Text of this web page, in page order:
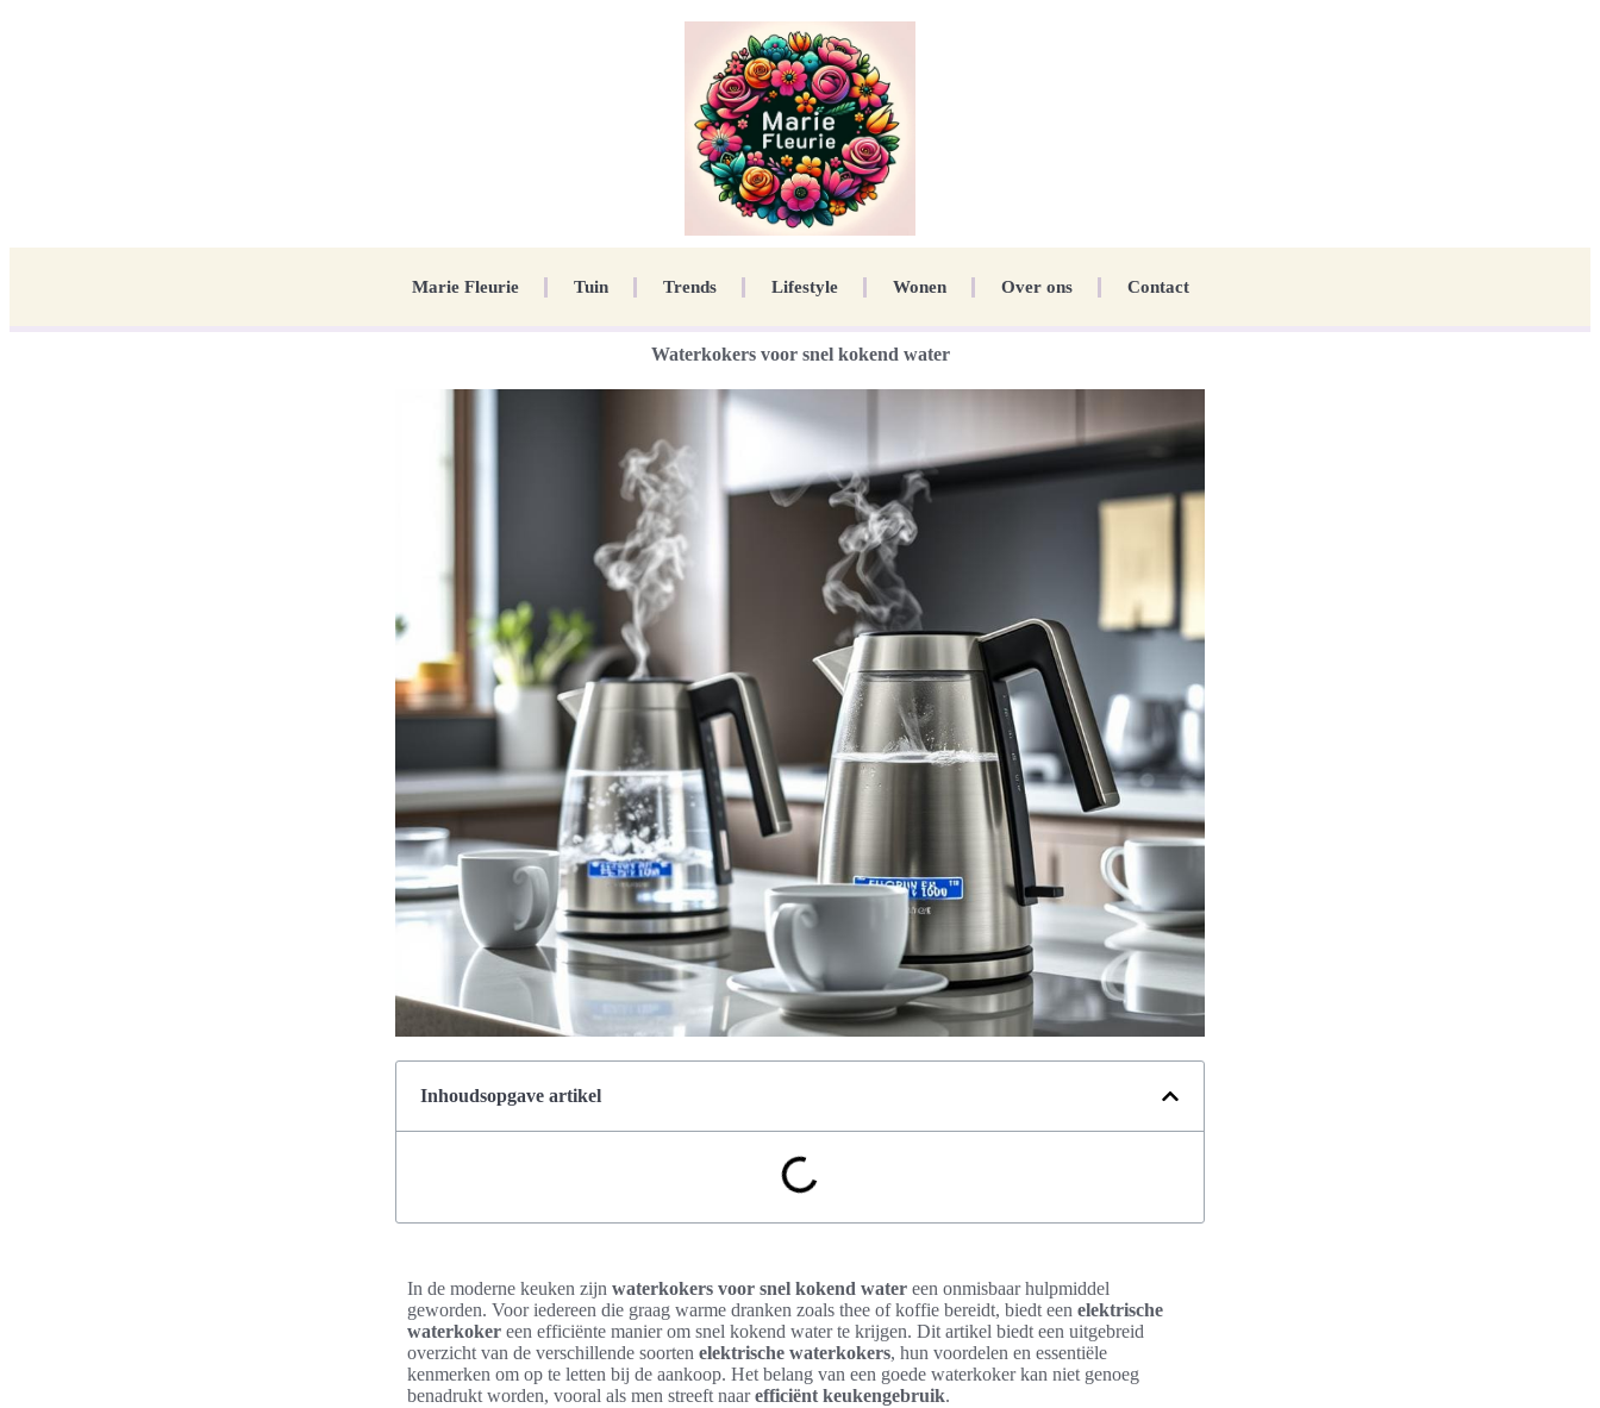
Marie Fleurie Tuin Trends Lifestyle Wonen Over ons Contact
Waterkokers voor snel kokend water
Inhoudsopgave artikel
In de moderne keuken zijn waterkokers voor snel kokend water een onmisbaar hulpmiddel
geworden. Voor iedereen die graag warme dranken zoals thee of koffie bereidt, biedt een elektrische
waterkoker een efficiënte manier om snel kokend water te krijgen. Dit artikel biedt een uitgebreid
overzicht van de verschillende soorten elektrische waterkokers, hun voordelen en essentiële
kenmerken om op te letten bij de aankoop. Het belang van een goede waterkoker kan niet genoeg
benadrukt worden, vooral als men streeft naarefficiënt keukengebruik.